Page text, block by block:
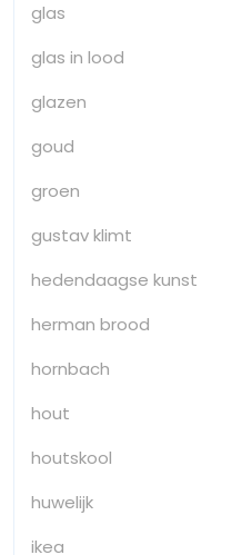
glas
glas in lood
glazen
goud
groen
gustav klimt
hedendaagse kunst
herman brood
hornbach
hout
houtskool
huwelijk
ikea